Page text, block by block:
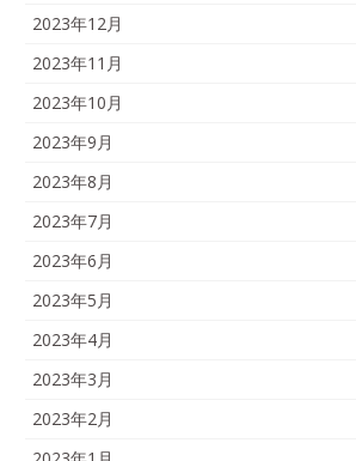
2023年12月
2023年11月
2023年10月
2023年9月
2023年8月
2023年7月
2023年6月
2023年5月
2023年4月
2023年3月
2023年2月